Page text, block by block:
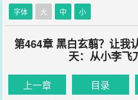
字体 大 中 小
第464章 黑白玄翦？让我
天：从小李飞
上一章 目录